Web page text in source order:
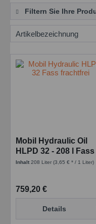
Filtern Sie Ihre
Mobil Hydraulic Oil
HLPD 32 - 208 l Fass
Inhalt208 Liter(3,65 € * / 1 Liter)
759,20 €
Details